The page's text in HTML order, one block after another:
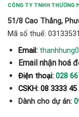
CÔNG TY TNHH THƯƠNG
51/8 Cao Thắng,
Mã số thuế:
Email:
Email nhận hoá
Điện thoại: 028
CSKH: 08 3333 45
Dành cho dự án: